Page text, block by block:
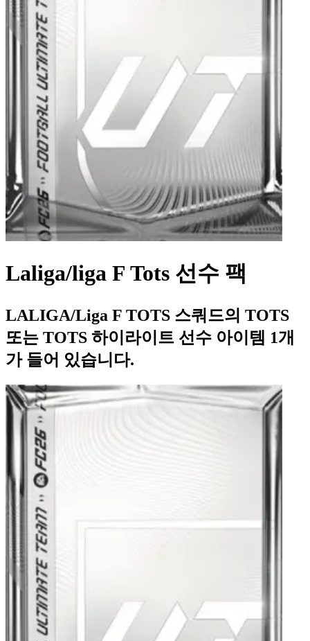
Laliga/liga F Tots 선수 팩
LALIGA/Liga F TOTS 스쿼드의 TOTS
또는 TOTS 하이라이트 선수 아이템 1개
가 들어 있습니다.